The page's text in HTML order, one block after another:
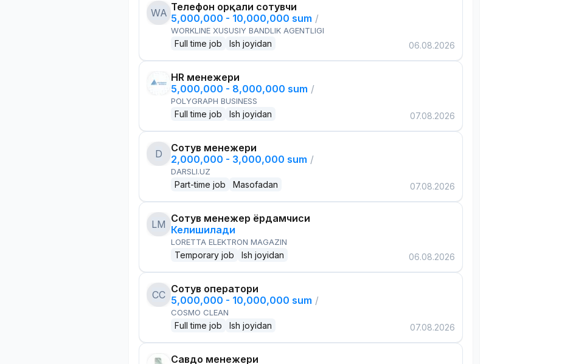
WA Телефон орқали сотувчи
5,000,000 - 10,000,000 sum /
WORKLINE XUSUSIY BANDLIK AGENTLIGI
Full time job Ish joyidan 06.08.2026
HR менежери
5,000,000 - 8,000,000 sum /
POLYGRAPH BUSINESS
Full time job Ish joyidan 07.08.2026
D
Сотув менежери
2,000,000 - 3,000,000 sum /
DARSLI.UZ
Part-time job Masofadan 07.08.2026
LM Сотув менежер ёрдамчиси
Келишилади
LORETTA ELEKTRON MAGAZIN
Temporary job Ish joyidan 06.08.2026
CC Сотув оператори
5,000,000 - 10,000,000 sum /
COSMO CLEAN
Full time job Ish joyidan 07.08.2026
Савдо менежери